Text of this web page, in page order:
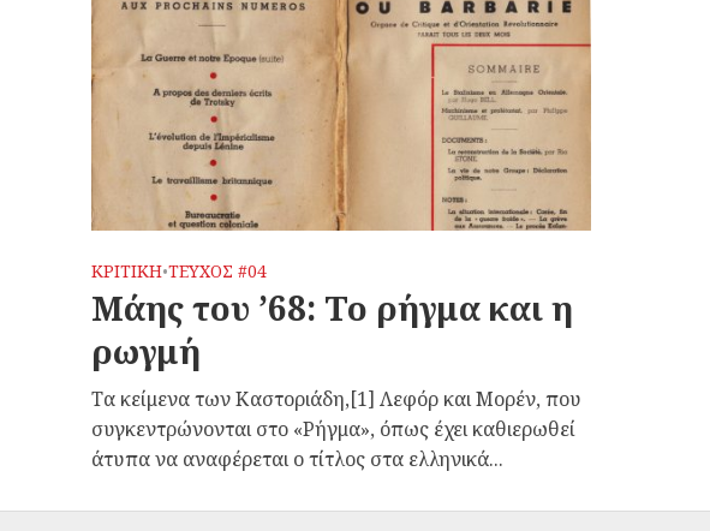
ΚΡΙΤΙΚΗ•ΤΕΥΧΟΣ #04
Μάης του ’68: Το ρήγμα και η
ρωγμή
Τα κείμενα των Καστοριάδη,[1] Λεφόρ και Μορέν, που
συγκεντρώνονται στο «Ρήγμα», όπως έχει καθιερωθεί
άτυπα να αναφέρεται ο τίτλος στα ελληνικά...